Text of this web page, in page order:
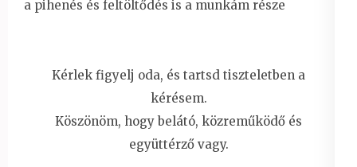
a pihenés és feltöltődés is a munkám része
Kérlek figyelj oda, és tartsd tiszteletben a
kérésem.
Köszönöm, hogy belátó, közreműködő és
együttérző vagy.